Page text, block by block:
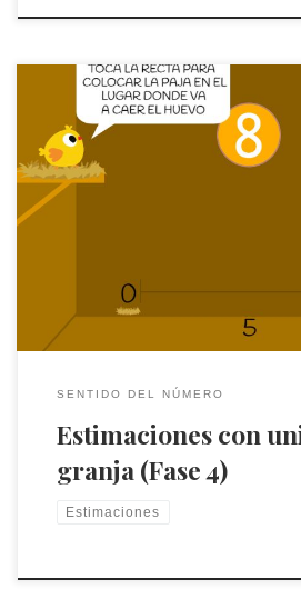
Fíjate en el número y toca la recta para
SENTIDO DEL NÚMERO
Estimaciones con
granja (Fase 4)
Estimaciones